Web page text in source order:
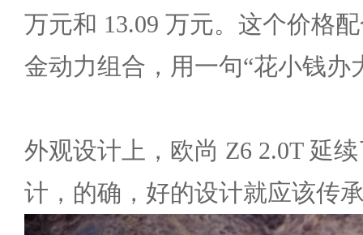
万元和 13.09 万元。这个价格
金动力组合，用一句“花小钱办
外观设计上，欧尚 Z6 2.0T 延
计，的确，好的设计就应该传